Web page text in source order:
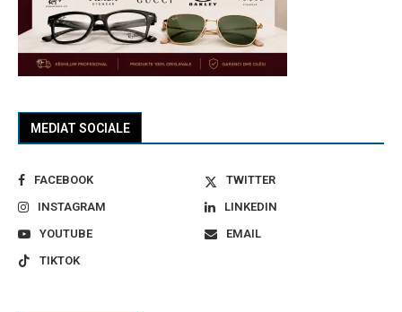
MEDIAT SOCIALE
FACEBOOK
TWITTER
INSTAGRAM
LINKEDIN
YOUTUBE
EMAIL
TIKTOK